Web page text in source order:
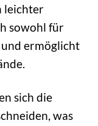
leichter
sowohl für
und ermöglicht
sich die
was